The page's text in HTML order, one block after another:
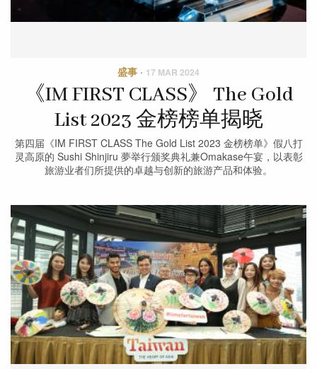
盛事 · 17 MAR 2024
《IM FIRST CLASS》 The Gold
List 2023 金榜榜单揭晓
第四届《IM FIRST CLASS The Gold List 2023 金榜榜单》假八打
灵高原的 Sushi Shinjiru 夢举行颁奖典礼兼Omakase午宴，以表彰
旅游业者们所提供的卓越与创新的旅游产品和体验。